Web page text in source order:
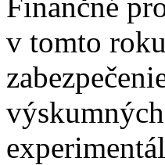
v tomto